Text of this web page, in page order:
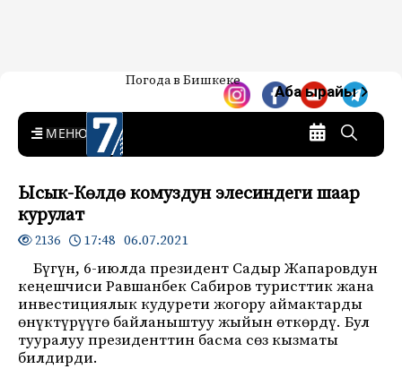
7-канал. Жаңылыктар —
Кыргызстан
Жаңылыктар — Кыргызстан
Погода в Бишкеке
Аба ырайы
MENU
Ысык-Көлдө комуздун элесиндеги шаар
курулат
2136 17:48 06.07.2021
Бүгүн, 6-июлда президент Садыр Жапаровдун
кеңешчиси Равшанбек Сабиров туристтик жана
инвестициялык кудурети жогору аймактарды
өнүктүрүүгө байланыштуу жыйын өткөрдү. Бул
тууралуу президенттин басма сөз кызматы
билдирди.